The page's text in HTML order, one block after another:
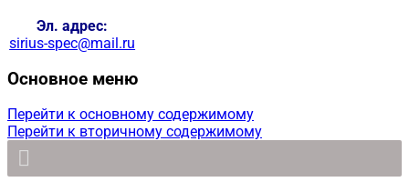
Эл. адрес:
sirius-spec@mail.ru
Основное меню
Перейти к основному содержимому
Перейти к вторичному содержимому